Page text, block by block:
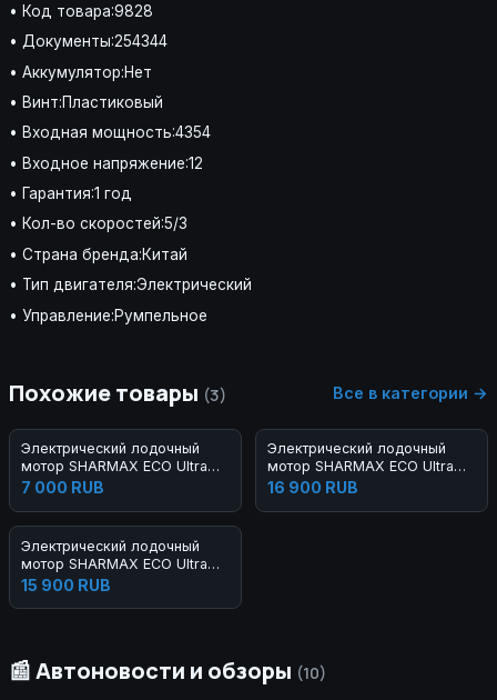
• Код товара:9828
• Документы:254344
• Аккумулятор:Нет
• Винт:Пластиковый
• Входная мощность:4354
• Входное напряжение:12
• Гарантия:1 год
• Кол-во скоростей:5/3
• Страна бренда:Китай
• Тип двигателя:Электрический
• Управление:Румпельное
Похожие товары (3) Все в категории →
Электрический лодочный
мотор SHARMAX ECO Ultra
SE-14L (32LBS)
7 000 RUB
Электрический лодочный
мотор SHARMAX ECO Ultra
SE-20L (46LBS)
16 900 RUB
Электрический лодочный
мотор SHARMAX ECO Ultra
SE-18L (40LBS)
15 900 RUB
📰 Автоновости и обзоры (10)